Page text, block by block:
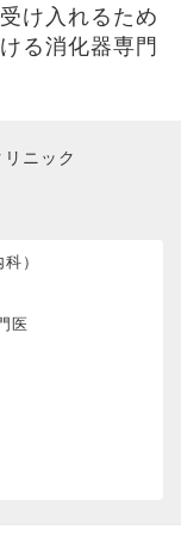
け入れるため
る消化器専門
ニック
）
医